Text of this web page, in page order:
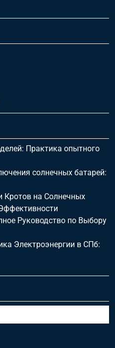
Практика опытного
солнечных батарей:
Кротов на Солнечных
Руководство по Выбору
Электроэнергии в СПб: